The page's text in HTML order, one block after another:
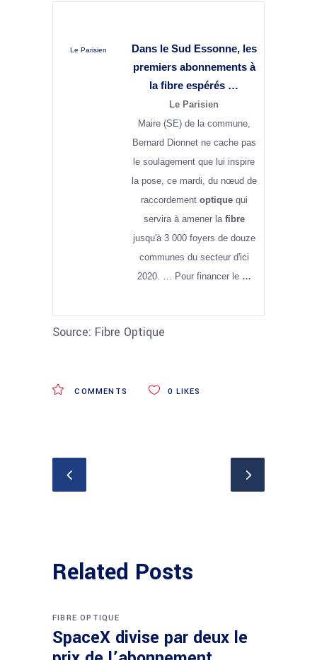
Le Parisien
Dans le Sud Essonne, les
premiers abonnements à
lafibre espérés …
Le Parisien
Maire (SE) de la commune,
Bernard Dionnet ne cache pas
le soulagement que lui inspire
la pose, ce mardi, du nœud de
raccordement optiquequi
servira à amener la fibre
jusqu'à 3 000 foyers de douze
communes du secteur d'ici
2020. … Pour financer le …
Source: Fibre Optique
COMMENTS 0 LIKES
Related Posts
FIBRE OPTIQUE
SpaceX divise par deux le